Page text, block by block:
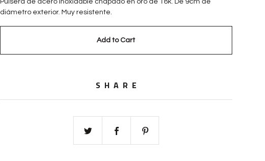
Pulsera de acero inoxidable chapado en oro de 18k. De 9cm de
diámetro exterior. Muy resistente.
Add to Cart
SHARE